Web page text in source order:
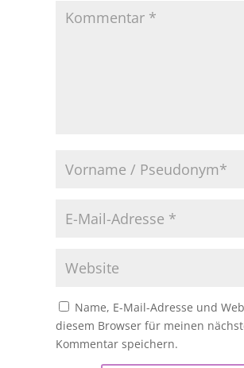
Name, E-Mail-Adresse und
diesem Browser für meinen
Kommentar speichern.